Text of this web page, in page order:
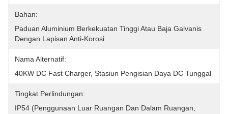
Bahan:
Paduan Aluminium Berkekuatan Tinggi Atau Baja Galvanis
Dengan Lapisan Anti-Korosi
Nama Alternatif:
40KW DC Fast Charger, Stasiun Pengisian Daya DC Tunggal
Tingkat Perlindungan:
IP54 (penggunaan Luar Ruangan Dan Dalam Ruangan,